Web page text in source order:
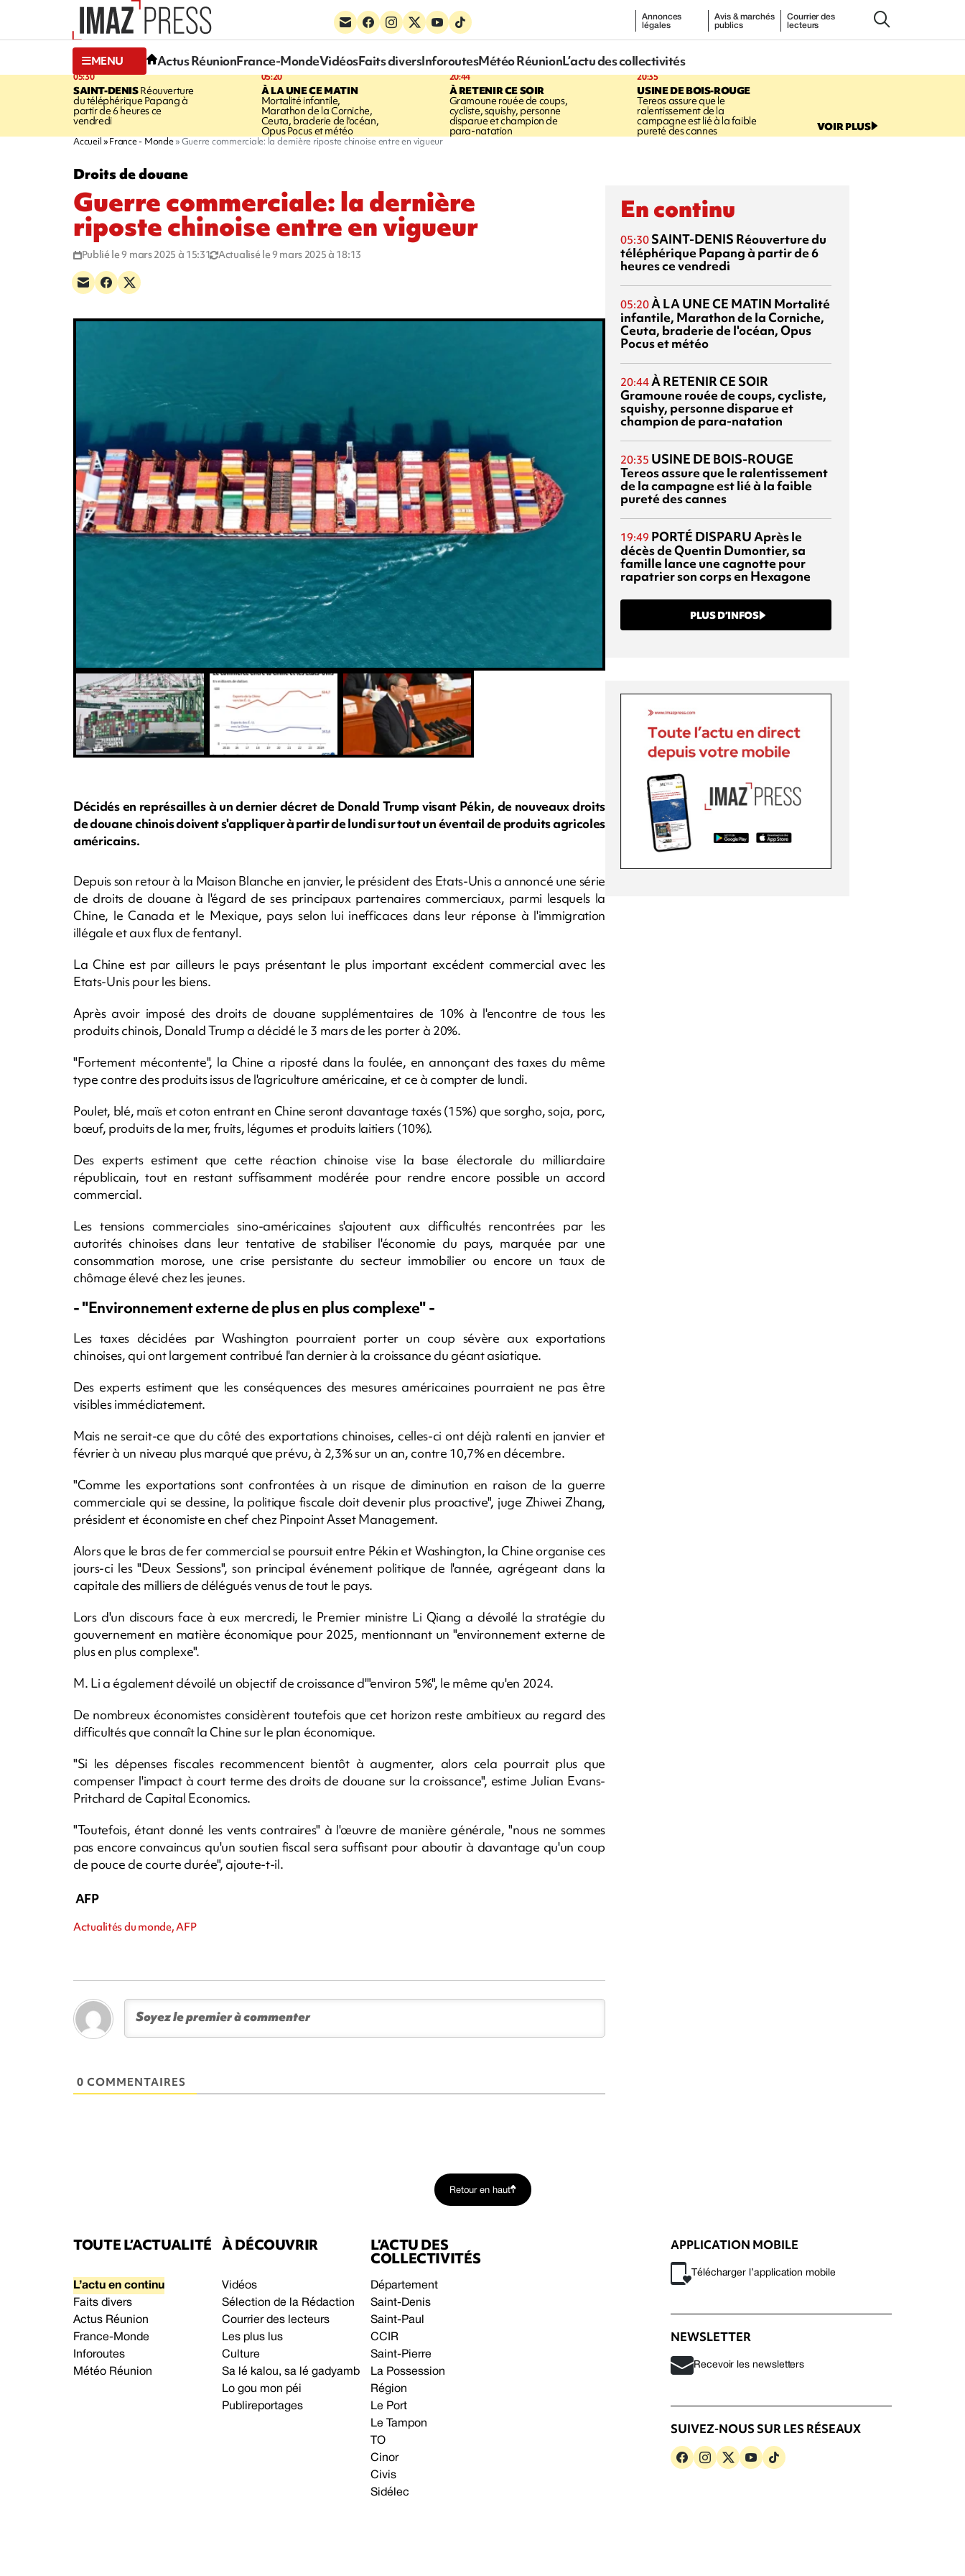
Annonces
légales
Avis & marchés
publics
Courrier des
lecteurs
MENU Actus RéunionFrance-MondeVidéosFaits diversInforoutesMétéo RéunionL’actu des collectivités
05:30
SAINT-DENISRéouverture
du téléphérique Papang à
partir de 6 heures ce
vendredi
05:20
À LA UNE CE MATIN
Mortalité infantile,
Marathon de la Corniche,
Ceuta, braderie de l'océan,
Opus Pocus et météo
20:44
À RETENIR CE SOIR
Gramoune rouée de coups,
cycliste, squishy, personne
disparue et champion de
para-natation
20:35
USINE DE BOIS-ROUGE
Tereos assure que le
ralentissement de la
campagne est lié à la faible
pureté des cannes VOIR PLUS
Accueil France - Monde Guerre commerciale: la dernière riposte chinoise entre en vigueur
Droits de douane
Guerre commerciale: la dernière
riposte chinoise entre en vigueur
Publié le 9 mars 2025 à 15:31 Actualisé le 9 mars 2025 à 18:13
Décidés en représailles à un dernier décret de Donald Trump visant Pékin, de nouveaux droits
de douane chinois doivent s'appliquer à partir de lundi sur tout un éventail de produits agricoles
américains.
Depuis son retour à la Maison Blanche en janvier, le président des Etats-Unis a annoncé une série
de droits de douane à l'égard de ses principaux partenaires commerciaux, parmi lesquels la
Chine, le Canada et le Mexique, pays selon lui inefficaces dans leur réponse à l'immigration
illégale et aux flux de fentanyl.
La Chine est par ailleurs le pays présentant le plus important excédent commercial avec les
Etats-Unis pour les biens.
Après avoir imposé des droits de douane supplémentaires de 10% à l'encontre de tous les
produits chinois, Donald Trump a décidé le 3 mars de les porter à 20%.
"Fortement mécontente", la Chine a riposté dans la foulée, en annonçant des taxes du même
type contre des produits issus de l'agriculture américaine, et ce à compter de lundi.
Poulet, blé, maïs et coton entrant en Chine seront davantage taxés (15%) que sorgho, soja, porc,
bœuf, produits de la mer, fruits, légumes et produits laitiers (10%).
Des experts estiment que cette réaction chinoise vise la base électorale du milliardaire
républicain, tout en restant suffisamment modérée pour rendre encore possible un accord
commercial.
Les tensions commerciales sino-américaines s'ajoutent aux difficultés rencontrées par les
autorités chinoises dans leur tentative de stabiliser l'économie du pays, marquée par une
consommation morose, une crise persistante du secteur immobilier ou encore un taux de
chômage élevé chez les jeunes.
- "Environnement externe de plus en plus complexe" -
Les taxes décidées par Washington pourraient porter un coup sévère aux exportations
chinoises, qui ont largement contribué l'an dernier à la croissance du géant asiatique.
Des experts estiment que les conséquences des mesures américaines pourraient ne pas être
visibles immédiatement.
Mais ne serait-ce que du côté des exportations chinoises, celles-ci ont déjà ralenti en janvier et
février à un niveau plus marqué que prévu, à 2,3% sur un an, contre 10,7% en décembre.
"Comme les exportations sont confrontées à un risque de diminution en raison de la guerre
commerciale qui se dessine, la politique fiscale doit devenir plus proactive", juge Zhiwei Zhang,
président et économiste en chef chez Pinpoint Asset Management.
Alors que le bras de fer commercial se poursuit entre Pékin et Washington, la Chine organise ces
jours-ci les "Deux Sessions", son principal événement politique de l'année, agrégeant dans la
capitale des milliers de délégués venus de tout le pays.
Lors d'un discours face à eux mercredi, le Premier ministre Li Qiang a dévoilé la stratégie du
gouvernement en matière économique pour 2025, mentionnant un "environnement externe de
plus en plus complexe".
M. Li a également dévoilé un objectif de croissance d'"environ 5%", le même qu'en 2024.
De nombreux économistes considèrent toutefois que cet horizon reste ambitieux au regard des
difficultés que connaît la Chine sur le plan économique.
"Si les dépenses fiscales recommencent bientôt à augmenter, alors cela pourrait plus que
compenser l'impact à court terme des droits de douane sur la croissance", estime Julian Evans-
Pritchard de Capital Economics.
"Toutefois, étant donné les vents contraires" à l'œuvre de manière générale, "nous ne sommes
pas encore convaincus qu'un soutien fiscal sera suffisant pour aboutir à davantage qu'un coup
de pouce de courte durée", ajoute-t-il.
AFP
Actualités du monde, AFP
0 COMMENTAIRES
En continu
05:30 SAINT-DENIS Réouverture du
téléphérique Papang à partir de 6
heures ce vendredi
05:20À LA UNE CE MATIN Mortalité
infantile, Marathon de la Corniche,
Ceuta, braderie de l'océan, Opus
Pocus et météo
20:44À RETENIR CE SOIR
Gramoune rouée de coups, cycliste,
squishy, personne disparue et
champion de para-natation
20:35 USINE DE BOIS-ROUGE
Tereos assure que le ralentissement
de la campagne est lié à la faible
pureté des cannes
19:49 PORTÉ DISPARUAprès le
décès de Quentin Dumontier, sa
famille lance une cagnotte pour
rapatrier son corps en Hexagone
PLUS D’INFOS
Retour en haut
TOUTE L’ACTUALITÉ
L’actu en continu
Faits divers
Actus Réunion
France-Monde
Inforoutes
Météo Réunion
À DÉCOUVRIR
Vidéos
Sélection de la Rédaction
Courrier des lecteurs
Les plus lus
Culture
Sa lé kalou, sa lé gadyamb
Lo gou mon péi
Publireportages
L’ACTU DES
COLLECTIVITÉS
Département
Saint-Denis
Saint-Paul
CCIR
Saint-Pierre
La Possession
Région
Le Port
Le Tampon
TO
Cinor
Civis
Sidélec
APPLICATION MOBILE
Télécharger l’application mobile
NEWSLETTER
Recevoir les newsletters
SUIVEZ-NOUS SUR LES RÉSEAUX